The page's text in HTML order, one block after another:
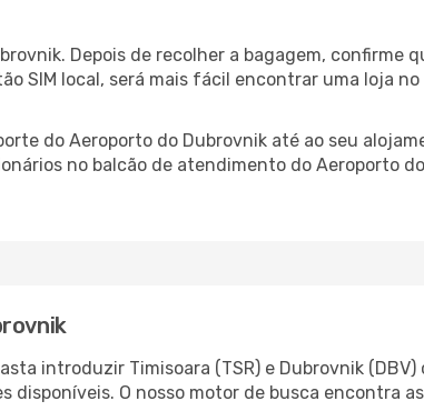
Depois de recolher a bagagem,
SIM local, será mais fácil encontrar uma loja
do Aeroporto do Dubrovnik até ao seu
no balcão de atendimento do Aeroporto
introduzir Timisoara (TSR) e Dubrovnik
disponíveis. O nosso motor de busca encontra